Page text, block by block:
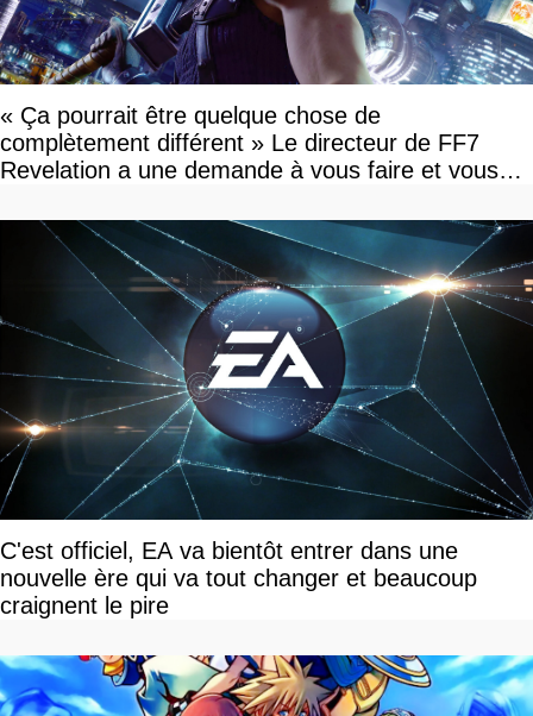
« Ça pourrait être quelque chose de
complètement différent » Le directeur de FF7
Revelation a une demande à vous faire et vous
C'est officiel, EA va bientôt entrer dans une
nouvelle ère qui va tout changer et beaucoup
craignent le pire